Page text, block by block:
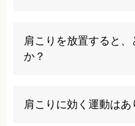
もあります。原因を特
門的な施術を組み合わ
ち、不適切な枕の使用
運動不足などは避ける
肩こりを放置すると、
か？
緊張が頭部に広がり、
ります。また、血行不
肩こりに効く運動はあ